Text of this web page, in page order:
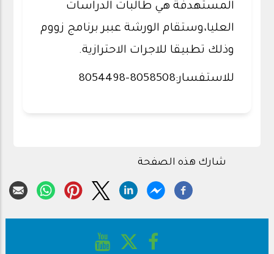
المستهدفة هي طالبات الدراسات
العليا،وستقام الورشة عببر برنامج زووم
وذلك تطبيقا للاجرات الاحترازية.
للاستفسار:8058508-8054498
شارك هذه الصفحة